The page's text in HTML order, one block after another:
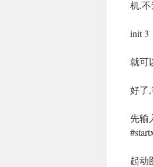
机.
init 3
就可
好了
先输
起动